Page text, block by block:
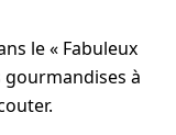
le « Fabuleux
gourmandises à